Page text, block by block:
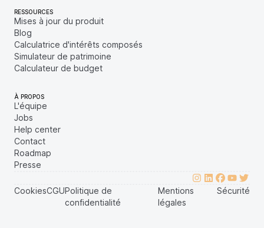
RESSOURCES
Mises à jour du produit
Blog
Calculatrice d'intérêts composés
Simulateur de patrimoine
Calculateur de budget
À PROPOS
L'équipe
Jobs
Help center
Contact
Roadmap
Presse
CookiesCGUPolitique de
confidentialité
Mentions
légales
Sécurité